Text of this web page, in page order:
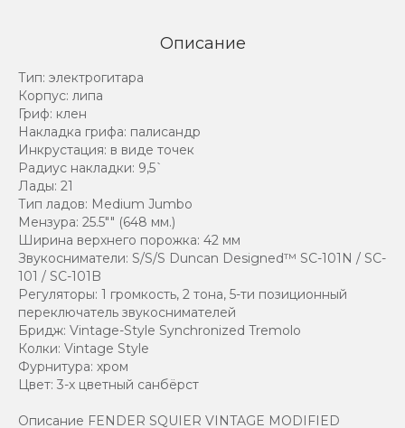
Описание
Тип: электрогитара
Корпус: липа
Гриф: клен
Накладка грифа: палисандр
Инкрустация: в виде точек
Радиус накладки: 9,5`
Лады: 21
Тип ладов: Medium Jumbo
Мензура: 25.5"" (648 мм.)
Ширина верхнего порожка: 42 мм
Звукосниматели: S/S/S Duncan Designed™ SC-101N / SC-
101 / SC-101B
Регуляторы: 1 громкость, 2 тона, 5-ти позиционный
переключатель звукоснимателей
Бридж: Vintage-Style Synchronized Tremolo
Колки: Vintage Style
Фурнитура: хром
Цвет: 3-х цветный санбёрст
Описание FENDER SQUIER VINTAGE MODIFIED